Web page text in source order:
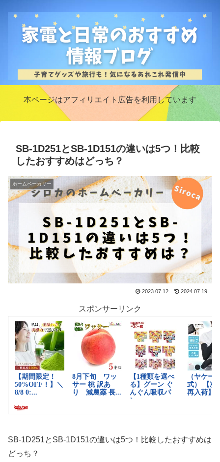
本ページはアフィリエイト広告を利用しています
SB-1D251とSB-1D151の違いは5つ！比較
したおすすめはどっち？
ホームベーカリー
2023.07.12 2024.07.19
スポンサーリンク
SB-1D251とSB-1D151の違いは5つ！比較したおすすめは
どっち？